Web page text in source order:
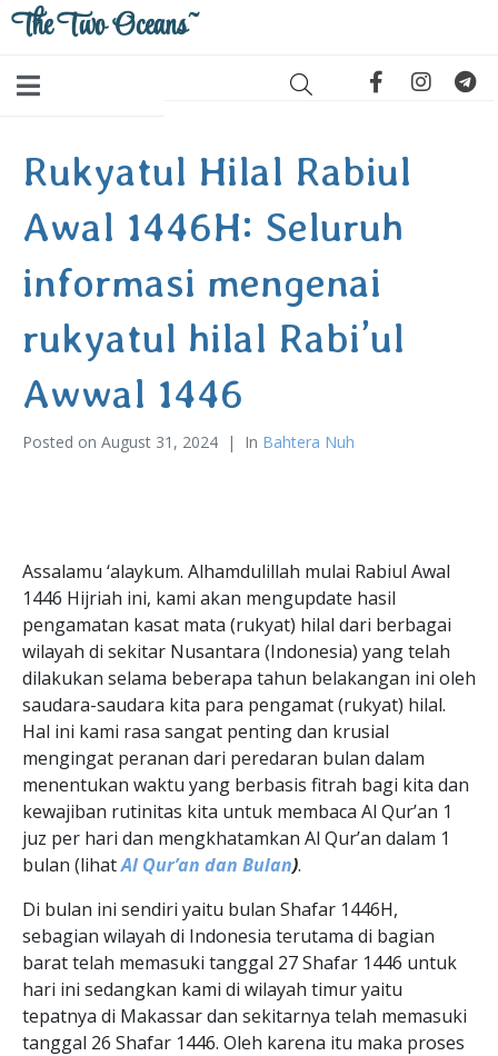
The Two Oceans~
Rukyatul Hilal Rabiul
Awal 1446H: Seluruh
informasi mengenai
rukyatul hilal Rabi’ul
Awwal 1446
Posted on August 31, 2024 In Bahtera Nuh
Assalamu ‘alaykum. Alhamdulillah mulai Rabiul Awal
1446 Hijriah ini, kami akan mengupdate hasil
pengamatan kasat mata (rukyat) hilal dari berbagai
wilayah di sekitar Nusantara (Indonesia) yang telah
dilakukan selama beberapa tahun belakangan ini oleh
saudara-saudara kita para pengamat (rukyat) hilal.
Hal ini kami rasa sangat penting dan krusial
mengingat peranan dari peredaran bulan dalam
menentukan waktu yang berbasis fitrah bagi kita dan
kewajiban rutinitas kita untuk membaca Al Qur’an 1
juz per hari dan mengkhatamkan Al Qur’an dalam 1
bulan (lihatAl Qur’an dan Bulan).
Di bulan ini sendiri yaitu bulan Shafar 1446H,
sebagian wilayah di Indonesia terutama di bagian
barat telah memasuki tanggal 27 Shafar 1446 untuk
hari ini sedangkan kami di wilayah timur yaitu
tepatnya di Makassar dan sekitarnya telah memasuki
tanggal 26 Shafar 1446. Oleh karena itu maka proses